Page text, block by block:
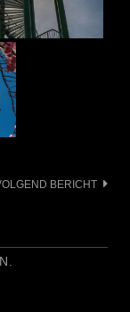
BERICHT